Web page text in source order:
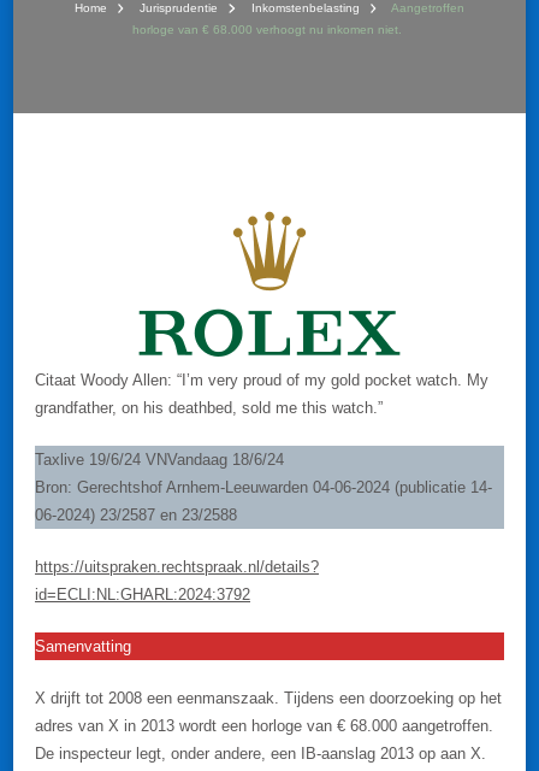
VAN
Home Jurisprudentie Inkomstenbelasting
Aangetroffen
horloge van € 68.000 verhoogt nu inkomen niet.
Citaat Woody Allen: “I’m very proud of my gold pocket watch. My
grandfather, on his deathbed, sold me this watch.”
Taxlive 19/6/24 VNVandaag 18/6/24
Bron: Gerechtshof Arnhem-Leeuwarden 04-06-2024 (publicatie 14-
06-2024) 23/2587 en 23/2588
https://uitspraken.rechtspraak.nl/details?
id=ECLI:NL:GHARL:2024:3792
Samenvatting
X drijft tot 2008 een eenmanszaak. Tijdens een doorzoeking op het
adres van X in 2013 wordt een horloge van € 68.000 aangetroffen.
De inspecteur legt, onder andere, een IB-aanslag 2013 op aan X.